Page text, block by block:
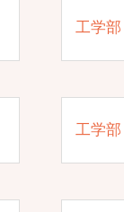
工学
工学